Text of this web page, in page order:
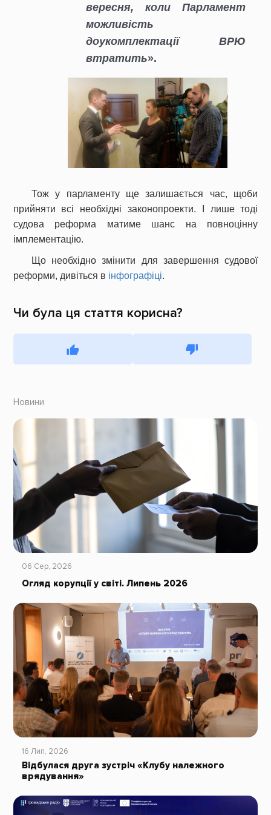
вересня, коли Парламент
можливість
доукомплектації ВРЮ
втратить».
Тож у парламенту ще залишається час, щоби
прийняти всі необхідні законопроекти. І лише тоді
судова реформа матиме шанс на повноцінну
імплементацію.
Що необхідно змінити для завершення судової
реформи, дивіться в інфографіці.
Чи була ця стаття корисна?
Новини
06 Сер, 2026
Огляд корупції у світі. Липень 2026
16 Лип, 2026
Відбулася друга зустріч «Клубу належного
врядування»